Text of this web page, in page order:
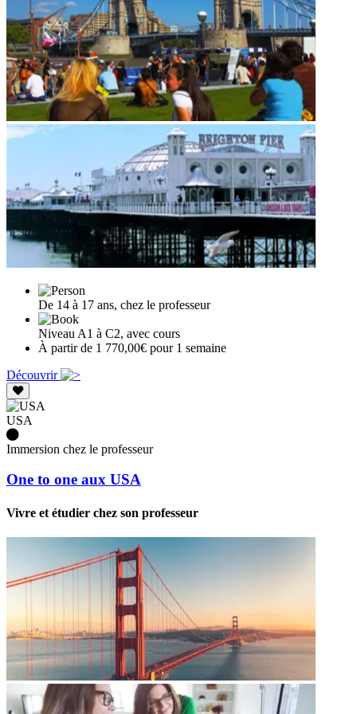
De 14 à 17 ans, chez le professeur
Niveau A1 à C2, avec cours
À partir de 1 770,00€ pour 1 semaine
Découvrir
USA
Immersion chez le professeur
One to one aux USA
Vivre et étudier chez son professeur